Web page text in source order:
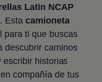
Latin NCAP
. Estacamioneta
para ti que buscas
descubrir caminos
escribir historias
compañía de tus